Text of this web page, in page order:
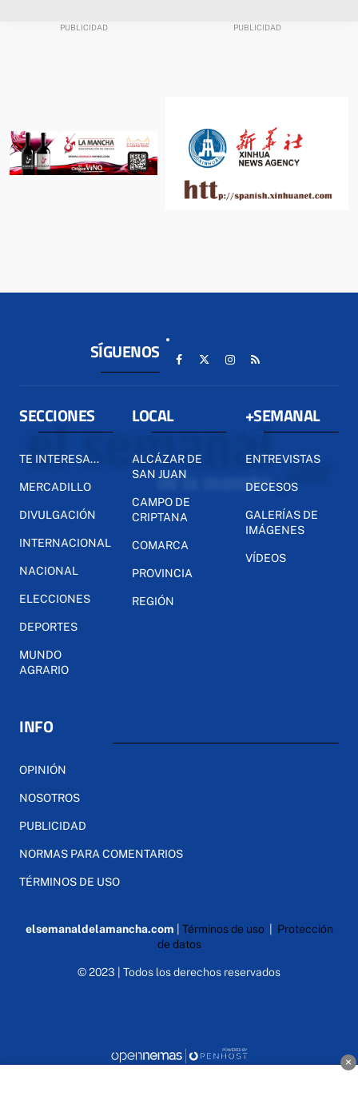
SÍGUENOS
SECCIONES
TE INTERESA...
MERCADILLO
DIVULGACIÓN
INTERNACIONAL
NACIONAL
ELECCIONES
DEPORTES
MUNDO
AGRARIO
LOCAL
ALCÁZAR DE
SAN JUAN
CAMPO DE
CRIPTANA
COMARCA
PROVINCIA
REGIÓN
+SEMANAL
ENTREVISTAS
DECESOS
GALERÍAS DE
IMÁGENES
VÍDEOS
INFO
OPINIÓN
NOSOTROS
PUBLICIDAD
NORMAS PARA COMENTARIOS
TÉRMINOS DE USO
elsemanaldelamancha.com Términos de uso| Protección
de datos
© 2023 | Todos los derechos reservados
×